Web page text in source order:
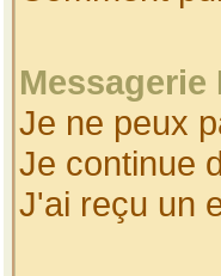
Messagerie
Je ne peux
Je continue
J'ai reçu un